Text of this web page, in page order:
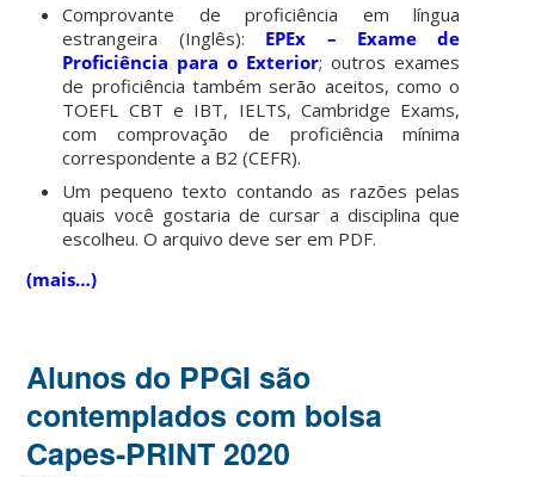
Comprovante de proficiência em língua
estrangeira (Inglês): EPEx – Exame de
Proficiência para o Exterior; outros exames
de proficiência também serão aceitos, como o
TOEFL CBT e IBT, IELTS, Cambridge Exams,
com comprovação de proficiência mínima
correspondente a B2 (CEFR).
Um pequeno texto contando as razões pelas
quais você gostaria de cursar a disciplina que
escolheu. O arquivo deve ser em PDF.
(mais…)
Alunos do PPGI são
contemplados com bolsa
Capes-PRINT 2020